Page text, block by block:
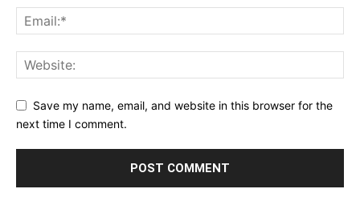
Save my name, email, and website in this browser for the
next time I comment.